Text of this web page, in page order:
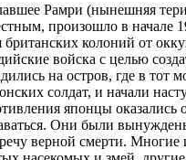
Рамри (нынешняя
произошло в начале
британских колоний от
войска с целью
на остров, где в тот
солдат, и начали
японцы
Они были
верной смерти. Многие